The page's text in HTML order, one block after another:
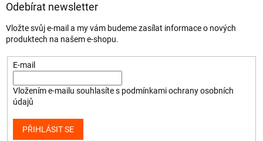
Odebírat newsletter
Vložte svůj e-mail a my vám budeme zasílat informace o nových
produktech na našem e-shopu.
E-mail
Vložením e-mailu souhlasíte s podmínkami ochrany osobních
údajů
PŘIHLÁSIT SE